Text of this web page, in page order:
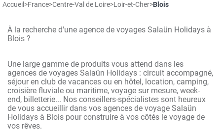
Accueil >France>Centre-Val de Loire>Loir-et-Cher>Blois
À la recherche d'une agence de voyages Salaün Holidays à
Blois ?
Une large gamme de produits vous attend dans les
agences de voyages Salaün Holidays : circuit accompagné,
séjour en club de vacances ou en hôtel, location, camping,
croisière fluviale ou maritime, voyage sur mesure, week-
end, billetterie... Nos conseillers-spécialistes sont heureux
de vous accueillir dans vos agences de voyage Salaün
Holidays à Blois pour construire à vos côtés le voyage de
vos rêves.